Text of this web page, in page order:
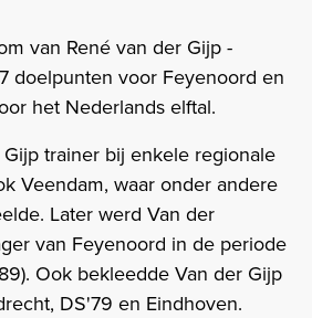
van René van der Gijp -
doelpunten voor Feyenoord en
het Nederlands elftal.
trainer bij enkele regionale
Veendam, waar onder andere
Later werd Van der
van Feyenoord in de periode
Ook bekleedde Van der Gijp
DS'79 en Eindhoven.